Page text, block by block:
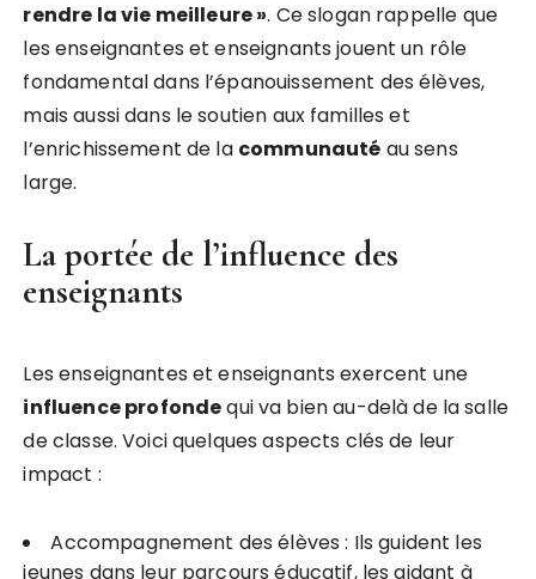
rendre lavie meilleure». Ce slogan rappelle que
les enseignantes et enseignants jouent un rôle
fondamental dans l’épanouissement des élèves,
mais aussi dans le soutien aux familles et
l’enrichissement de la communauté au sens
large.
La portée de l’influence des
enseignants
Les enseignantes et enseignants exercent une
influenceprofondequi va bien au-delà de la salle
de classe. Voici quelques aspects clés de leur
impact :
Accompagnement des élèves : Ils guident les
jeunes dans leur parcours éducatif, les aidant à